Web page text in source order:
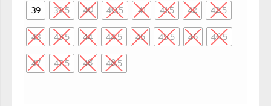
39
39.5 40 40.5 41 41.5 42
42.5
43
43.5 44 44.5 45 45.5 46
46.5
47
47.5 48 48.5